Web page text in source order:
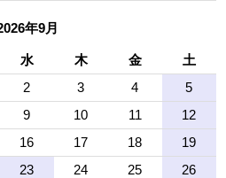
年9月
水 木 金
土
2 3 4
5
9 10 11
12
16 17 18
19
23 24 25
26